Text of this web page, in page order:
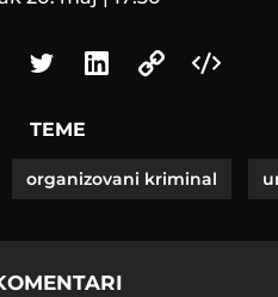
TEME
organizovani kriminal